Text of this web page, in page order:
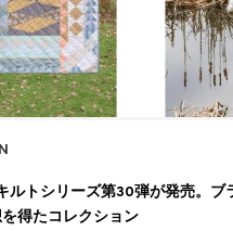
ルトシリーズ第30弾が発売。ブ
得たコレクション